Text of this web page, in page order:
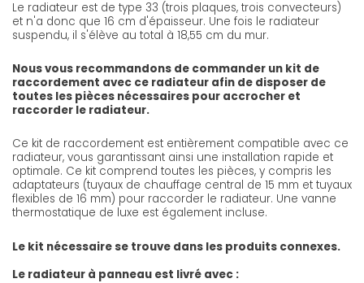
Le radiateur est de type 33 (trois plaques, trois convecteurs)
et n'a donc que 16 cm d'épaisseur. Une fois le radiateur
suspendu, il s'élève au total à 18,55 cm du mur.
Nous vous recommandons de commander un kit de
raccordement avec ce radiateur afin de disposer de
toutes les pièces nécessaires pour accrocher et
raccorder le radiateur.
Ce kit de raccordement est entièrement compatible avec ce
radiateur, vous garantissant ainsi une installation rapide et
optimale. Ce kit comprend toutes les pièces, y compris les
adaptateurs (tuyaux de chauffage central de 15 mm et tuyaux
flexibles de 16 mm) pour raccorder le radiateur. Une vanne
thermostatique de luxe est également incluse.
Le kit nécessaire se trouve dans les produits connexes.
Le radiateur à panneau est livré avec :